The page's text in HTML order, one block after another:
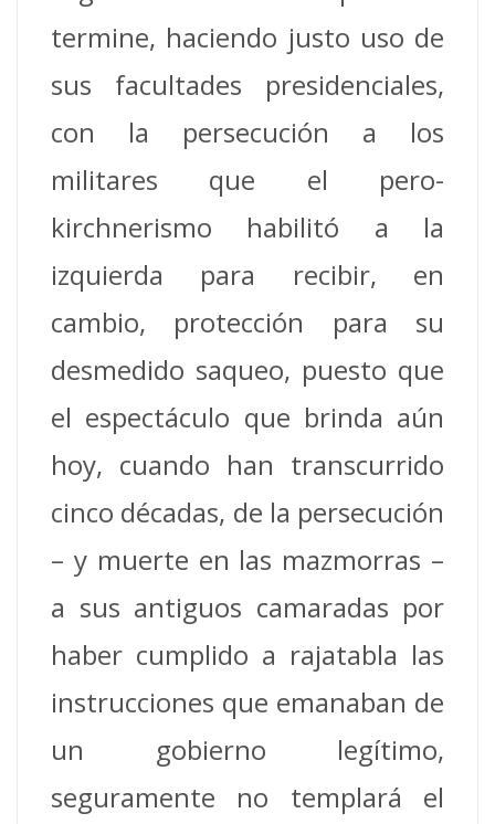
termine, haciendo justo uso de
sus facultades presidenciales,
con la persecución a los
militares que el pero-
kirchnerismo habilitó a la
izquierda para recibir, en
cambio, protección para su
desmedido saqueo, puesto que
el espectáculo que brinda aún
hoy, cuando han transcurrido
cinco décadas, de la persecución
– y muerte en las mazmorras –
a sus antiguos camaradas por
haber cumplido a rajatabla las
instrucciones que emanaban de
un gobierno legítimo,
seguramente no templará el